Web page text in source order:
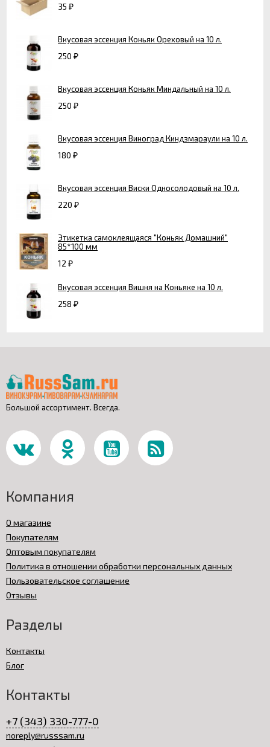
35 ₽
Вкусовая эссенция Коньяк Ореховый на 10 л.
250 ₽
Вкусовая эссенция Коньяк Миндальный на 10 л.
250 ₽
Вкусовая эссенция Виноград Киндзмараули на 10 л.
180 ₽
Вкусовая эссенция Виски Односолодовый на 10 л.
220 ₽
Этикетка самоклеящаяся "Коньяк Домашний"
85*100 мм
12 ₽
Вкусовая эссенция Вишня на Коньяке на 10 л.
258 ₽
Большой ассортимент. Всегда.
Компания
О магазине
Покупателям
Оптовым покупателям
Политика в отношении обработки персональных данных
Пользовательское соглашение
Отзывы
Разделы
Контакты
Блог
Контакты
+7 (343) 330-777-0
noreply@russsam.ru